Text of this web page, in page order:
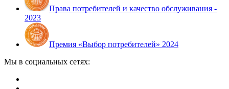
Права потребителей и качество обслуживания -
2023
Премия «Выбор потребителей» 2024
Мы в социальных сетях: